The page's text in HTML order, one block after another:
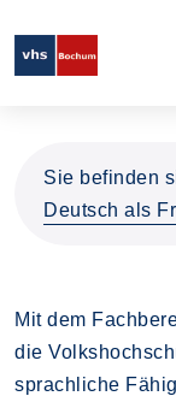
Sie befinden
Deutsch als
Mit dem
die
sprachliche